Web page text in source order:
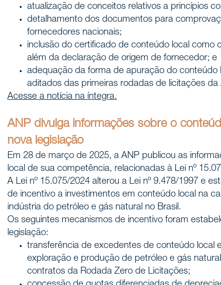
atualização de conceitos relativos a princípios
detalhamento dos documentos para
fornecedores nacionais;
inclusão do certificado de conteúdo local como
além da declaração de origem de fornecedor; e
adequação da forma de apuração do conteúdo
aditados das primeiras rodadas de licitações da
Acesse a notícia na íntegra.
ANP divulga informações sobre o
nova legislação
Em 28 de março de 2025, a ANP publicou as
local de sua competência, relacionadas à Lei nº
A Lei nº 15.075/2024 alterou a Lei nº 9.478/1997 e
de incentivo a investimentos em conteúdo local na
indústria do petróleo e gás natural no Brasil.
Os seguintes mecanismos de incentivo foram
legislação:
transferência de excedentes de conteúdo local
exploração e produção de petróleo e gás
contratos da Rodada Zero de Licitações;